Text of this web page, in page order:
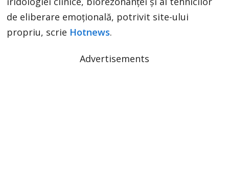
de eliberare emoțională, potrivit site-ului
propriu, scrie Hotnews.
Advertisements